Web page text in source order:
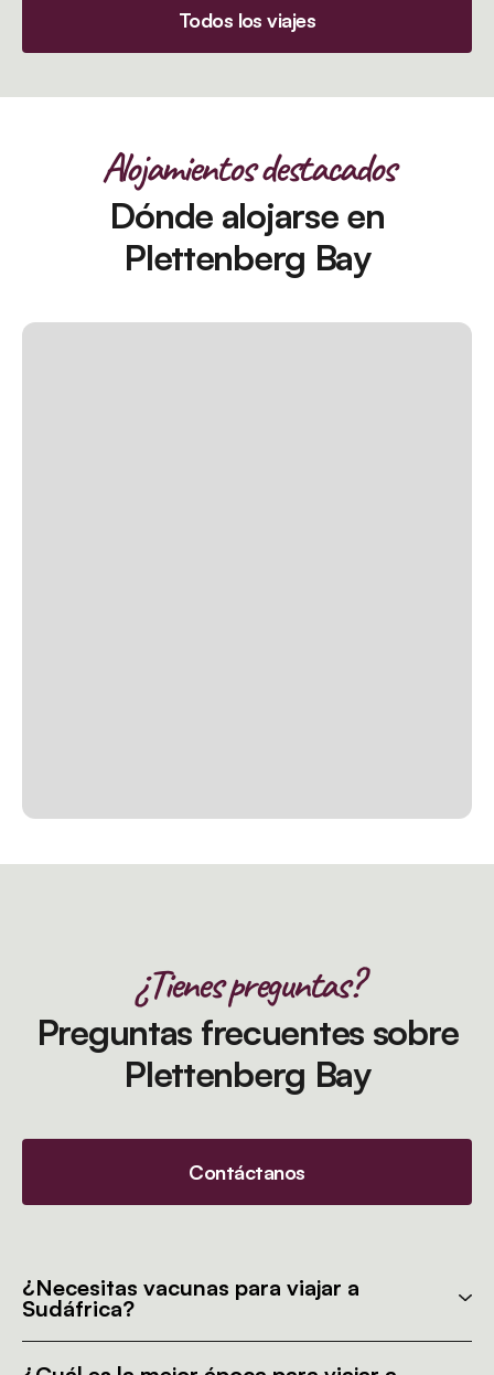
Todos los viajes
Alojamientos destacados
Dónde alojarse en
Plettenberg Bay
¿Tienes preguntas?
Preguntas frecuentes sobre
Plettenberg Bay
Contáctanos
¿Necesitas vacunas para viajar a
Sudáfrica?